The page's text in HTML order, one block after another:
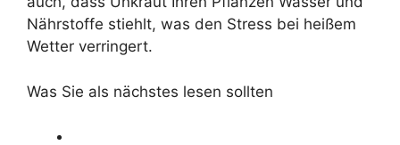
Nährstoffe stiehlt, was den Stress bei heißem
Wetter verringert.
Was Sie als nächstes lesen sollten